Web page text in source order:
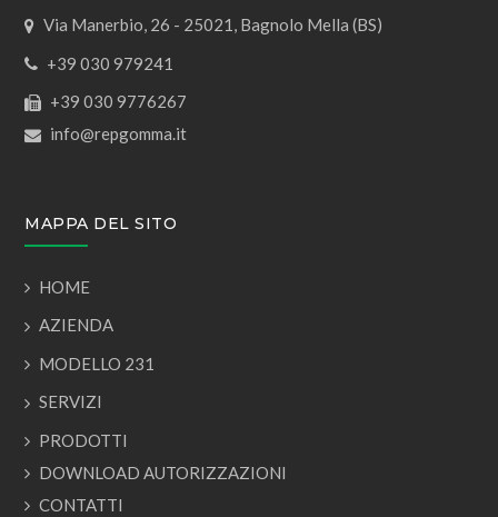
Via Manerbio, 26 - 25021, Bagnolo Mella (BS)
+39 030 979241
+39 030 9776267
info@repgomma.it
MAPPA DEL SITO
HOME
AZIENDA
MODELLO 231
SERVIZI
PRODOTTI
DOWNLOAD AUTORIZZAZIONI
CONTATTI